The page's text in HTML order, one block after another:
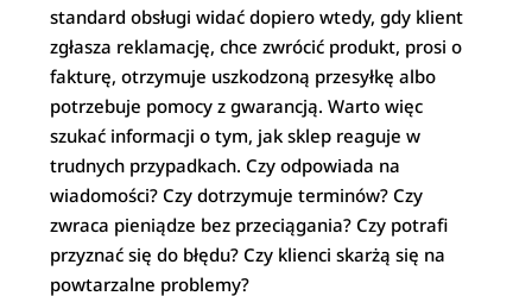
standard obsługi widać dopiero wtedy, gdy klient
zgłasza reklamację, chce zwrócić produkt, prosi o
fakturę, otrzymuje uszkodzoną przesyłkę albo
potrzebuje pomocy z gwarancją. Warto więc
szukać informacji o tym, jak sklep reaguje w
trudnych przypadkach. Czy odpowiada na
wiadomości? Czy dotrzymuje terminów? Czy
zwraca pieniądze bez przeciągania? Czy potrafi
przyznać się do błędu? Czy klienci skarżą się na
powtarzalne problemy?